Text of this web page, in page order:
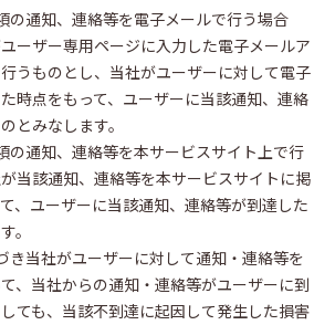
の通知、連絡等を電子メールで行う場合
ーザー専用ページに入力した電子メールア
うものとし、当社がユーザーに対して電子
時点をもって、ユーザーに当該通知、連絡
とみなします。
の通知、連絡等を本サービスサイト上で行
当該通知、連絡等を本サービスサイトに掲
、ユーザーに当該通知、連絡等が到達した
。
き当社がユーザーに対して通知・連絡等を
、当社からの通知・連絡等がユーザーに到
ても、当該不到達に起因して発生した損害